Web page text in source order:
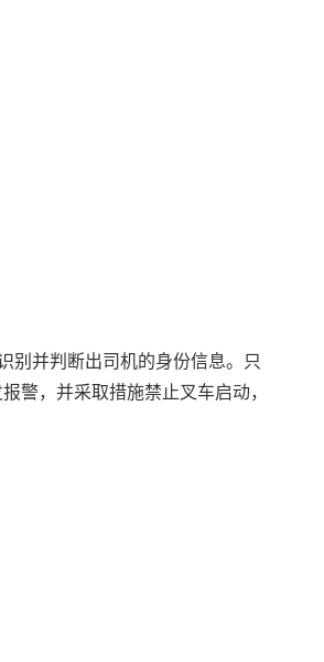
别并判断出司机的身份信息。只
警，并采取措施禁止叉车启动，